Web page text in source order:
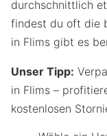
durchschnittlich
findest du oft die
in Flims gibt es
Unser Tipp:
in Flims –
kostenlosen